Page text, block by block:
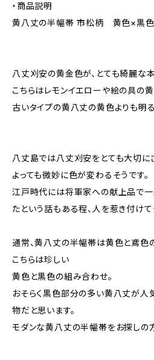
・商品説明
黄八丈の半幅帯 市松柄 黄色×黒色
八丈刈安の黄金色が、とても綺麗な
こちらはレモンイエローや絵の具の
古いタイプの黄八丈の黄色よりも明
八丈島では八丈刈安をとても大切に
よっても微妙に色が変わるそうです。
江戸時代には将軍家への献上品で
たという話もある程、人を惹き付け
通常、黄八丈の半幅帯は黄色と鳶色
こちらは珍しい
黄色と黒色の組み合わせ。
おそらく黒色部分の多い黄八丈が人
物だと思います。
モダンな黄八丈の半幅帯をお探しの